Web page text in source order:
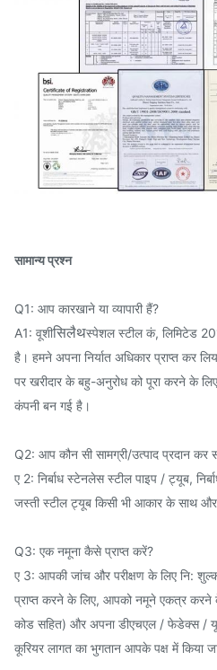
सामान्य प्रश्न
Q1: आप कारखाने या व्यापारी हैं?
A1: वूशीसिलैथस्पेशल स्टील कं, लिमिटेड
है। हमने अपना निर्यात अधिकार प्राप्त कर
पर खरीदार के बहु-अनुरोध को पूरा करने के
कंपनी बन गई है।
Q2: आप कौन सी सामग्री/उत्पाद प्रदान
ए 2: निर्बाध स्टेनलेस स्टील पाइप / ट्यूब,
जस्ती स्टील ट्यूब किसी भी आकार के साथ
Q3: एक नमूना कैसे प्राप्त करें?
ए 3: आपकी जांच और परीक्षण के लिए नि:
प्राप्त करने के लिए, आपको नमूने एकत्र करने
कोड सहित) और अपना डीएचएल / फेडेक्स /
कूरियर लागत का भुगतान आपके पक्ष में किया